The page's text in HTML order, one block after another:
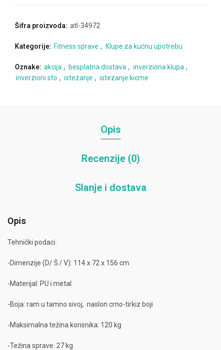
Šifra proizvoda: atl-34972
Kategorije: Fitness sprave , Klupe za kućnu upotrebu
Oznake: akcija , besplatna dostava , inverziona klupa ,
inverzioni sto , istezanje , istezanje kicme
Opis
Recenzije (0)
Slanje i dostava
Opis
Tehnički podaci:
-Dimenzije (D/ Š / V): 114 x 72 x 156 cm
-Materijal: PU i metal
-Boja: ram u tamno sivoj, naslon crno-tirkiz boji
-Maksimalna težina korisnika: 120 kg
-Težina sprave: 27 kg